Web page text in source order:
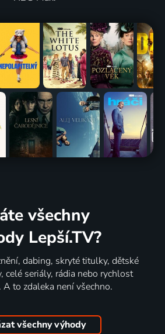
všechny
Lepší.TV?
dabing, skryté titulky, dětské
celé seriály, rádia nebo rychlost
A to zdaleka není všechno.
všechny výhody